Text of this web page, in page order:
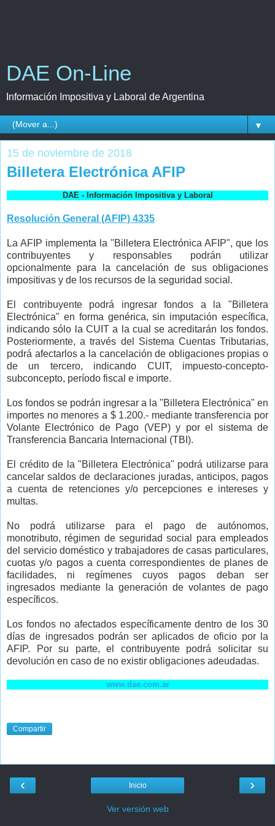
DAE On-Line
Información Impositiva y Laboral de Argentina
▼
15 de noviembre de 2018
Billetera Electrónica AFIP
DAE - Información Impositiva y Laboral
Resolución General (AFIP) 4335
La AFIP implementa la "Billetera Electrónica AFIP", que los
contribuyentes y responsables podrán utilizar
opcionalmente para la cancelación de sus obligaciones
impositivas y de los recursos de la seguridad social.
El contribuyente podrá ingresar fondos a la "Billetera
Electrónica" en forma genérica, sin imputación específica,
indicando sólo la CUIT a la cual se acreditarán los fondos.
Posteriormente, a través del Sistema Cuentas Tributarias,
podrá afectarlos a la cancelación de obligaciones propias o
de un tercero, indicando CUIT, impuesto-concepto-
subconcepto, período fiscal e importe.
Los fondos se podrán ingresar a la "Billetera Electrónica" en
importes no menores a $ 1.200.- mediante transferencia por
Volante Electrónico de Pago (VEP) y por el sistema de
Transferencia Bancaria Internacional (TBI).
El crédito de la "Billetera Electrónica" podrá utilizarse para
cancelar saldos de declaraciones juradas, anticipos, pagos
a cuenta de retenciones y/o percepciones e intereses y
multas.
No podrá utilizarse para el pago de autónomos,
monotributo, régimen de seguridad social para empleados
del servicio doméstico y trabajadores de casas particulares,
cuotas y/o pagos a cuenta correspondientes de planes de
facilidades, ni regímenes cuyos pagos deban ser
ingresados mediante la generación de volantes de pago
específicos.
Los fondos no afectados específicamente dentro de los 30
días de ingresados podrán ser aplicados de oficio por la
AFIP. Por su parte, el contribuyente podrá solicitar su
devolución en caso de no existir obligaciones adeudadas.
www.dae.com.ar
Compartir
‹ ›
Inicio
Ver versión web